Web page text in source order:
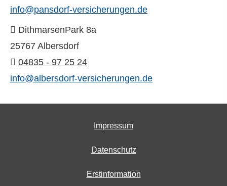
info@pansdorf-versicherungen.de
DithmarsenPark 8a
25767 Albersdorf
04835 - 97 25 24
info@albersdorf-versicherungen.de
Impressum
Datenschutz
Erstinformation